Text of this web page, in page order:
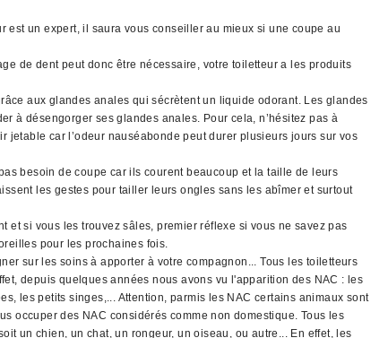
un expert, il saura vous conseiller au mieux si une coupe au
de dent peut donc être nécessaire, votre toiletteur a les produits
aux glandes anales qui sécrètent un liquide odorant. Les glandes
à désengorger ses glandes anales. Pour cela, n’hésitez pas à
car l’odeur nauséabonde peut durer plusieurs jours sur vos
besoin de coupe car ils courent beaucoup et la taille de leurs
les gestes pour tailler leurs ongles sans les abîmer et surtout
et si vous les trouvez sâles, premier réflexe si vous ne savez pas
pour les prochaines fois.
sur les soins à apporter à votre compagnon... Tous les toiletteurs
depuis quelques années nous avons vu l'apparition des NAC : les
les petits singes,... Attention, parmis les NAC certains animaux sont
occuper des NAC considérés comme non domestique. Tous les
un chien, un chat, un rongeur, un oiseau, ou autre... En effet, les